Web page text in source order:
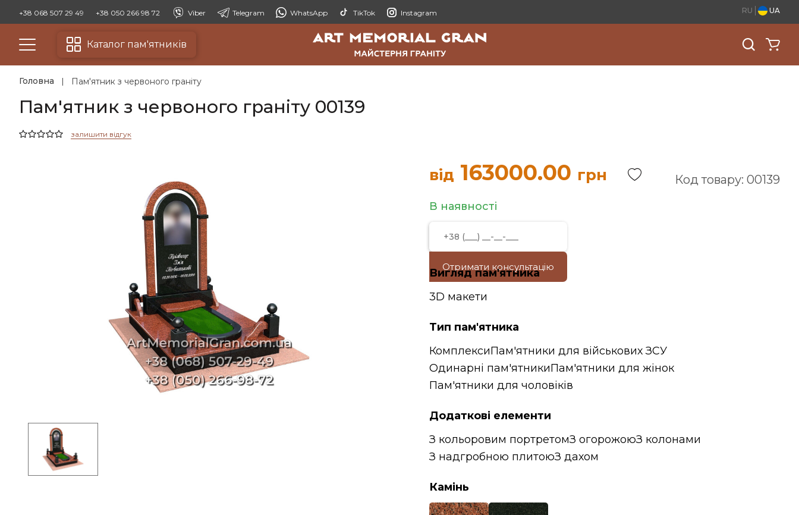
+38 068 507 29 49 +38 050 266 98 72 Viber Telegram WhatsApp TikTok Instagram RU UA
Каталог пам'ятників
Головна Пам'ятник з червоного граніту
Пам'ятник з червоного граніту 00139
залишити відгук
від 163000.00 грн Код товару: 00139
В наявності
Отримати консультацію
Вигляд пам'ятника
3D макети
Тип пам'ятника
КомплексиПам'ятники для військових ЗСУ
Одинарні пам'ятникиПам'ятники для жінок
Пам'ятники для чоловіків
Додаткові елементи
З кольоровим портретомЗ огорожоюЗ колонами
З надгробною плитоюЗ дахом
Камінь